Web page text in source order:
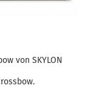
von SKY­LON